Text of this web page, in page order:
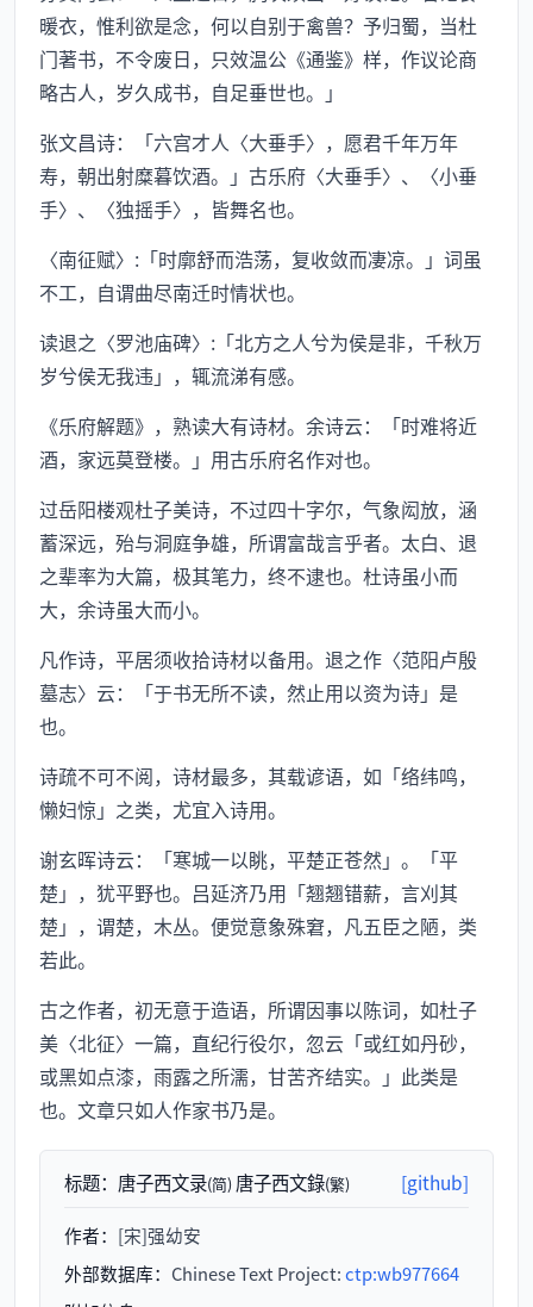
暖衣，惟利欲是念，何以自别于禽兽？予归蜀，当杜
门著书，不令废日，只效温公《通鉴》样，作议论商
略古人，岁久成书，自足垂世也。」
张文昌诗：「六宫才人〈大垂手〉，愿君千年万年
寿，朝出射糜暮饮酒。」古乐府〈大垂手〉、〈小垂
手〉、〈独摇手〉，皆舞名也。
〈南征赋〉:「时廓舒而浩荡，复收敛而凄凉。」词虽
不工，自谓曲尽南迁时情状也。
读退之〈罗池庙碑〉:「北方之人兮为侯是非，千秋万
岁兮侯无我违」，辄流涕有感。
《乐府解题》，熟读大有诗材。余诗云：「时难将近
酒，家远莫登楼。」用古乐府名作对也。
过岳阳楼观杜子美诗，不过四十字尔，气象闳放，涵
蓄深远，殆与洞庭争雄，所谓富哉言乎者。太白、退
之辈率为大篇，极其笔力，终不逮也。杜诗虽小而
大，余诗虽大而小。
凡作诗，平居须收拾诗材以备用。退之作〈范阳卢殷
墓志〉云：「于书无所不读，然止用以资为诗」是
也。
诗疏不可不阅，诗材最多，其载谚语，如「络纬鸣，
懒妇惊」之类，尤宜入诗用。
谢玄晖诗云：「寒城一以眺，平楚正苍然」。「平
楚」，犹平野也。吕延济乃用「翘翘错薪，言刈其
楚」，谓楚，木丛。便觉意象殊窘，凡五臣之陋，类
若此。
古之作者，初无意于造语，所谓因事以陈词，如杜子
美〈北征〉一篇，直纪行役尔，忽云「或红如丹砂，
或黑如点漆，雨露之所濡，甘苦齐结实。」此类是
也。文章只如人作家书乃是。
标题： 唐子西文录(简) 唐子西文錄(繁) [github]
作者： [宋]强幼安
外部数据库： Chinese Text Project:ctp:wb977664